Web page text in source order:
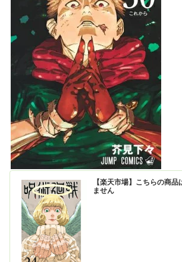
【楽天市場】こちらの商
ません